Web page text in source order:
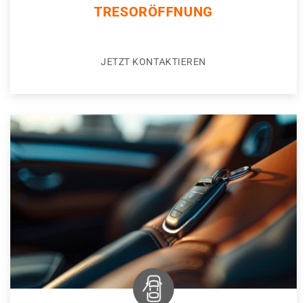
TRESORÖFFNUNG
JETZT KONTAKTIEREN